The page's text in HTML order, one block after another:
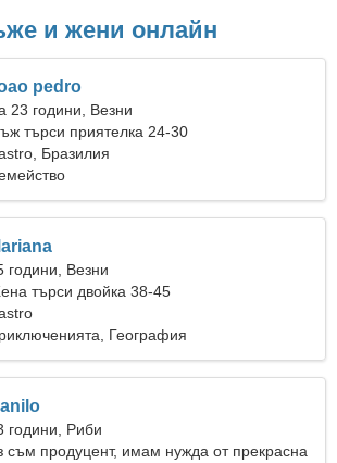
и жени онлайн
pedro
23 години, Везни
търси приятелка 24-30
Бразилия
години, Везни
търси двойка 38-45
География
години, Риби
съм продуцент, имам нужда от прекрасна